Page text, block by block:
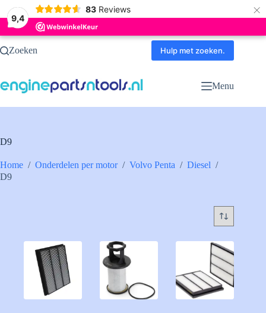
9,4
83 Reviews ×
Ga
naarZoeken Hulp met zoeken.
Menu
D9
Home / Onderdelen per motor / Volvo Penta / Diesel /
D9